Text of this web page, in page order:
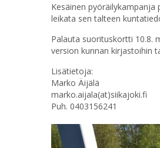
Kesäinen
leikata sen talteen
Palauta suorituskortti 10.8.
version kunnan kirjastoihin
Lisätietoja:
Marko Äijälä
marko.aijala(at)siikajoki.fi
Puh. 0403156241